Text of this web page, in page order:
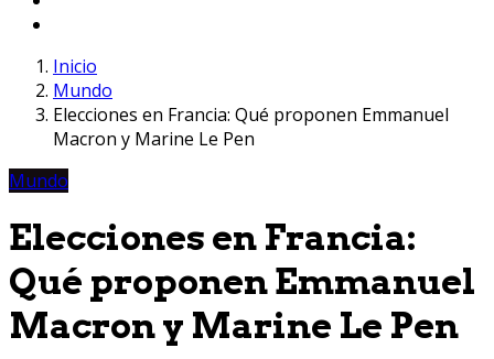
Inicio
Mundo
Elecciones en Francia: Qué proponen Emmanuel
Macron y Marine Le Pen
Mundo
Elecciones en Francia:
Qué proponen Emmanuel
Macron y Marine Le Pen